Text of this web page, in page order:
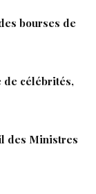
bourses de
de célébrités,
des Ministres